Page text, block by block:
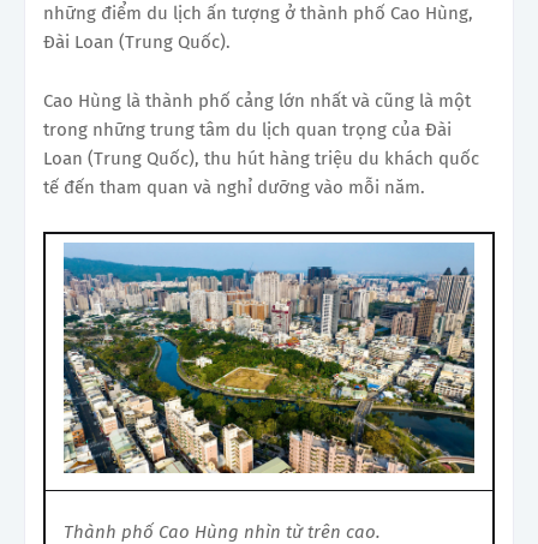
những điểm du lịch ấn tượng ở thành phố Cao Hùng,
Đài Loan (Trung Quốc).
Cao Hùng là thành phố cảng lớn nhất và cũng là một
trong những trung tâm du lịch quan trọng của Đài
Loan (Trung Quốc), thu hút hàng triệu du khách quốc
tế đến tham quan và nghỉ dưỡng vào mỗi năm.
Thành phố Cao Hùng nhìn từ trên cao.